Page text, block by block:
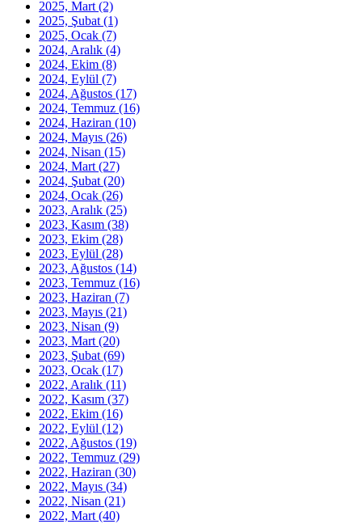
2025, Mart (2)
2025, Şubat (1)
2025, Ocak (7)
2024, Aralık (4)
2024, Ekim (8)
2024, Eylül (7)
2024, Ağustos (17)
2024, Temmuz (16)
2024, Haziran (10)
2024, Mayıs (26)
2024, Nisan (15)
2024, Mart (27)
2024, Şubat (20)
2024, Ocak (26)
2023, Aralık (25)
2023, Kasım (38)
2023, Ekim (28)
2023, Eylül (28)
2023, Ağustos (14)
2023, Temmuz (16)
2023, Haziran (7)
2023, Mayıs (21)
2023, Nisan (9)
2023, Mart (20)
2023, Şubat (69)
2023, Ocak (17)
2022, Aralık (11)
2022, Kasım (37)
2022, Ekim (16)
2022, Eylül (12)
2022, Ağustos (19)
2022, Temmuz (29)
2022, Haziran (30)
2022, Mayıs (34)
2022, Nisan (21)
2022, Mart (40)